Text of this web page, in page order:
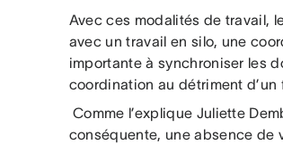
Avec ces modalités de travail,
avec un travail en silo, une
importante à synchroniser les
coordination au détriment d’un
Comme l’explique Juliette
conséquente, une absence de